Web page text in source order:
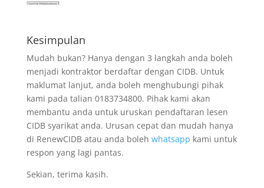
Kesimpulan
Mudah bukan? Hanya dengan 3 langkah anda boleh
menjadi kontraktor berdaftar dengan CIDB. Untuk
maklumat lanjut, anda boleh menghubungi pihak
kami pada talian 0183734800. Pihak kami akan
membantu anda untuk uruskan pendaftaran lesen
CIDB syarikat anda. Urusan cepat dan mudah hanya
di RenewCIDB atau anda boleh whatsapp kami untuk
respon yang lagi pantas.
Sekian, terima kasih.